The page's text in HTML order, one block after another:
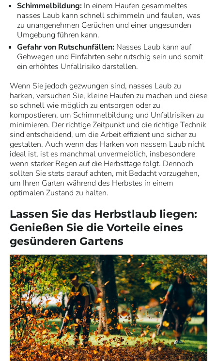
Schimmelbildung: In einem Haufen gesammeltes
nasses Laub kann schnell schimmeln und faulen, was
zu unangenehmen Gerüchen und einer ungesunden
Umgebung führen kann.
Gefahr von Rutschunfällen: Nasses Laub kann auf
Gehwegen und Einfahrten sehr rutschig sein und somit
ein erhöhtes Unfallrisiko darstellen.
Wenn Sie jedoch gezwungen sind, nasses Laub zu
harken, versuchen Sie, kleine Haufen zu machen und diese
so schnell wie möglich zu entsorgen oder zu
kompostieren, um Schimmelbildung und Unfallrisiken zu
minimieren. Der richtige Zeitpunkt und die richtige Technik
sind entscheidend, um die Arbeit effizient und sicher zu
gestalten. Auch wenn das Harken von nassem Laub nicht
ideal ist, ist es manchmal unvermeidlich, insbesondere
wenn starker Regen auf die Herbsttage folgt. Dennoch
sollten Sie stets darauf achten, mit Bedacht vorzugehen,
um Ihren Garten während des Herbstes in einem
optimalen Zustand zu halten.
Lassen Sie das Herbstlaub liegen:
Genießen Sie die Vorteile eines
gesünderen Gartens